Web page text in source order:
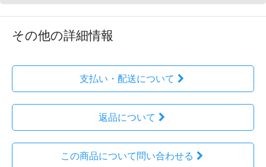
その他の詳細情報
支払い・配送について
返品について
この商品について問い合わせる